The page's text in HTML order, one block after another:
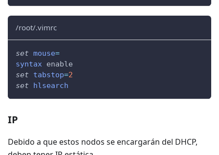
/root/.vimrc
set mouse=
syntax enable
set
tabstop=2
set
hlsearch
IP
Debido a que estos nodos se encargarán del DHCP,